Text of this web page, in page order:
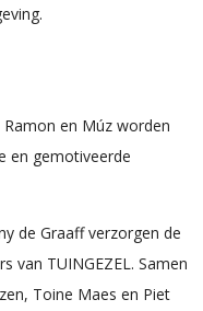
en Múz worden
en gemotiveerde
de Graaff verzorgen de
van TUINGEZEL. Samen
Toine Maes en Piet